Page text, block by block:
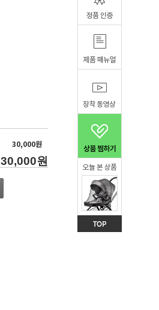
30,000원
30,000원